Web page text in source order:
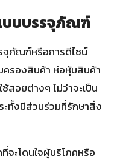
บบบรรจุภัณฑ์
จุภัณฑ์หรือการดีไซน์
รองสินค้า ห่อหุ้มสินค้า
สอยต่างๆ ไม่ว่าจะเป็น
ะทั้งมีส่วนร่วมที่รักษาสิ่ง
จะโดนใจผู้บริโภคหรือ